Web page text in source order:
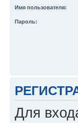
Имя пользователя:
Пароль:
Для